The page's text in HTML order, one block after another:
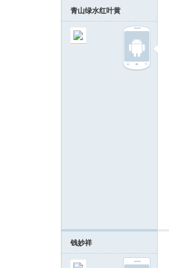
青山绿水红叶黄
钱妙祥